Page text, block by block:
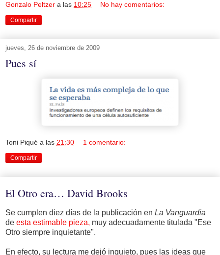
Gonzalo Peltzer a las 10:25 No hay comentarios:
Compartir
jueves, 26 de noviembre de 2009
Pues sí
Toni Piqué a las 21:30 1 comentario:
Compartir
El Otro era… David Brooks
Se cumplen diez días de la publicación en La Vanguardia
de esta estimable pieza, muy adecuadamente titulada "Ese
Otro siempre inquietante".
En efecto, su lectura me dejó inquieto, pues las ideas que